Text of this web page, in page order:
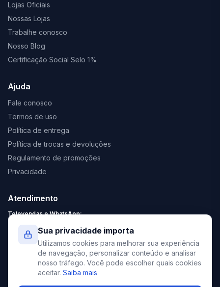
Lojas Oficiais
Nossas Lojas
Trabalhe conosco
Nosso Blog
Certificação Social Selo 1%
Ajuda
Fale conosco
Termos de uso
Política de entrega
Política de trocas e devoluções
Regulamento de promoções
Privacidade
Atendimento
Televendas e WhatsApp:
Sábado: 9:00 - 13:00
contato@elevato.com.br
+55 51 4042-9413
Sua privacidade importa
Utilizamos cookies para melhorar sua experiência
de navegação, personalizar conteúdo e analisar
nosso tráfego. Você pode escolher quais cookies
aceitar. Saiba mais